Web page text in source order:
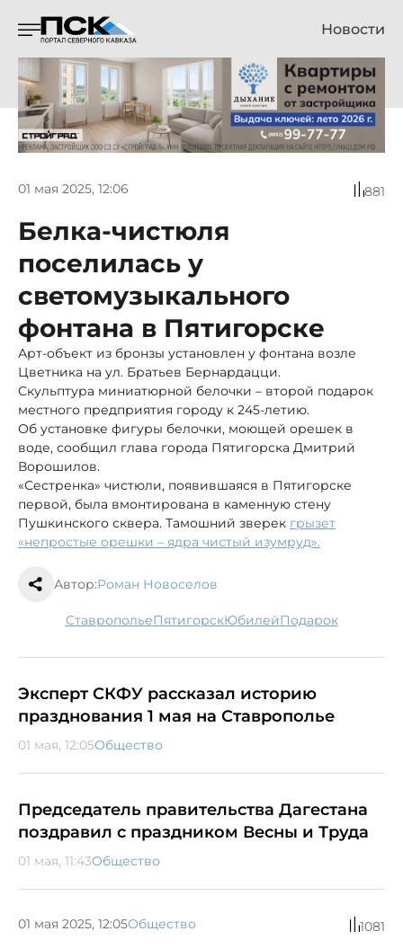
Новости
01 мая 2025, 12:06 881
Белка-чистюля
поселилась у
светомузыкального
фонтана в Пятигорске
Арт-объект из бронзы установлен у фонтана возле
Цветника на ул. Братьев Бернардацци.
Скульптура миниатюрной белочки – второй подарок
местного предприятия городу к 245-летию.
Об установке фигуры белочки, моющей орешек в
воде, сообщил глава города Пятигорска Дмитрий
Ворошилов.
«Сестренка» чистюли, появившаяся в Пятигорске
первой, была вмонтирована в каменную стену
Пушкинского сквера. Тамошний зверек грызет
«непростые орешки – ядра чистый изумруд».
Автор:Роман Новоселов
Ставрополье Пятигорск юбилей подарок
Эксперт СКФУ рассказал историю
празднования 1 мая на Ставрополье
01 мая, 12:05Общество
Председатель правительства Дагестана
поздравил с праздником Весны и Труда
01 мая, 11:43Общество
01 мая 2025, 12:05Общество 1081